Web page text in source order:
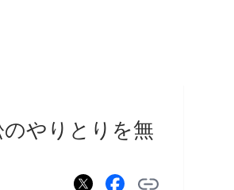
やりとりを無